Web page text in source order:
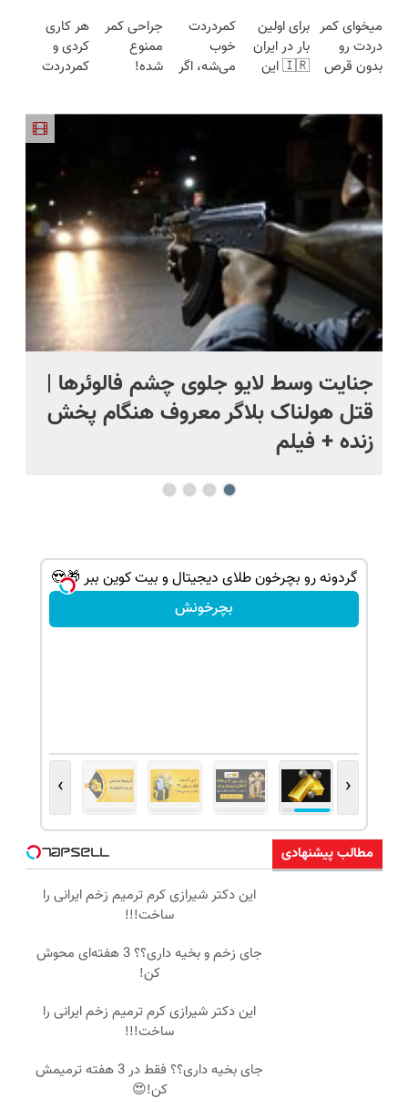
ترمیم کننده
23 روزه
ساخت!
محوش کن!
کن!😍
پرسش‌نامه
رو پر کن ▶
هفته!!😍
میخوای کمر
دردت رو
بدون قرص
خوب کنی؟
(◂پرسش‌نامه
رو پر کن)
برای اولین
بار در ایران
🇮🇷 این
کمردردت
خوب
می‌شه، اگر
جراحی کمر
ممنوع
شده!
((پرسش‌نامه))
هر کاری
کردی و
کمردردت
پرسشنامه و
دریافت راه
جنایت وسط لایو جلوی چشم فالوئرها |
قتل هولناک بلاگر معروف هنگام پخش
زنده + فیلم
گردونه رو بچرخون طلای دیجیتال و بیت کوین ببر 🎁😍
بچرخونش
‹
›
مطالب پیشنهادی
این دکتر شیرازی کرم ترمیم زخم ایرانی را
ساخت!!!
جای زخم و بخیه داری؟؟ 3 هفته‌ای محوش
کن!
این دکتر شیرازی کرم ترمیم زخم ایرانی را
ساخت!!!
جای بخیه داری؟؟ فقط در 3 هفته ترمیمش
کن!😍